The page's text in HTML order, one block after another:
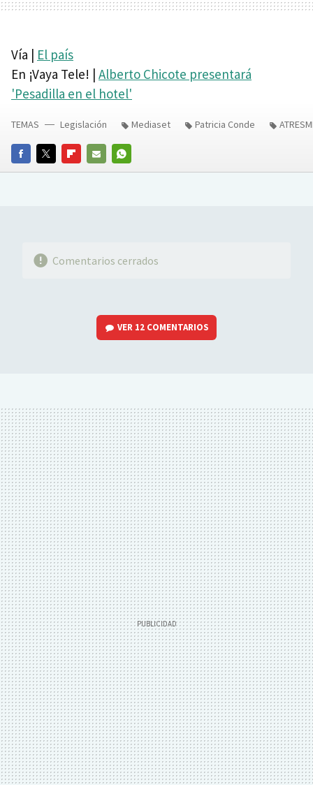
Vía | El país
En ¡Vaya Tele! | Alberto Chicote presentará
'Pesadilla en el hotel'
FACEBOOKTWITTERFLIPBOARD
E-
WHATSAPP
TEMAS Legislación Mediaset Patricia Conde
Comentarios cerrados
VER 12 COMENTARIOS